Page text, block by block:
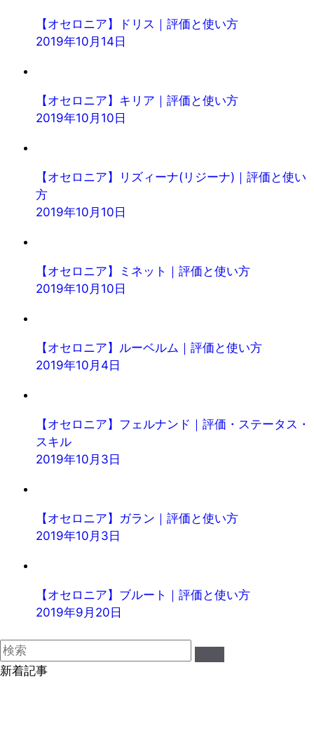
【オセロニア】ドリス｜評価と使い方
2019年10月14日
【オセロニア】キリア｜評価と使い方
2019年10月10日
【オセロニア】リズィーナ(リジーナ)｜評価と使い
方
2019年10月10日
【オセロニア】ミネット｜評価と使い方
2019年10月10日
【オセロニア】ルーベルム｜評価と使い方
2019年10月4日
【オセロニア】フェルナンド｜評価・ステータス・
スキル
2019年10月3日
【オセロニア】ガラン｜評価と使い方
2019年10月3日
【オセロニア】ブルート｜評価と使い方
2019年9月20日
新着記事